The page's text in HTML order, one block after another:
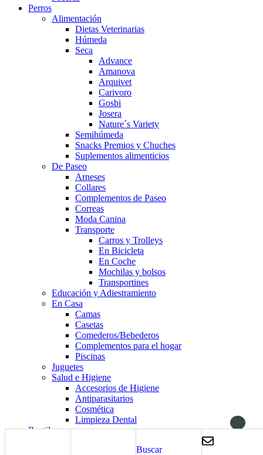
Buscar
Perros
Alimentación
Dietas Veterinarias
Húmeda
Seca
Advance
Amanova
Arquivet
Carivoro
Gosbi
Josera
Nature´s Variety
Semihúmeda
Snacks Premios y Chuches
Suplementos alimenticios
De Paseo
Arneses
Collares
Complementos de Paseo
Correas
Moda Canina
Transporte
Carros y Trolleys
En Bicicleta
En Coche
Mochilas y bolsos
Transportines
Educación y Adiestramiento
En Casa
Camas
Casetas
Comederos/Bebederos
Complementos para el hogar
Piscinas
Juguetes
Salud e Higiene
Accesorios de Higiene
Antiparasitarios
Cosmética
Limpieza Dental
Reptiles